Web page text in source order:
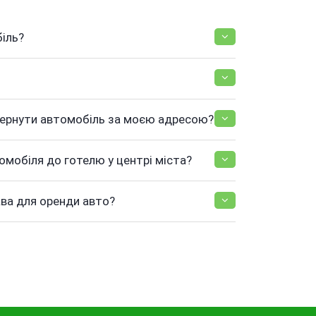
автомобіль за моєю адресою?
до готелю у центрі міста?
для оренди авто?